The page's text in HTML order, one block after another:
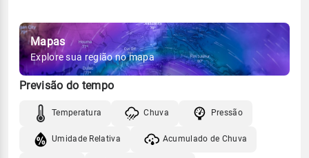
Mapas
Explore sua região no mapa
Previsão do tempo
Temperatura Chuva Pressão
Umidade Relativa Acumulado de Chuva